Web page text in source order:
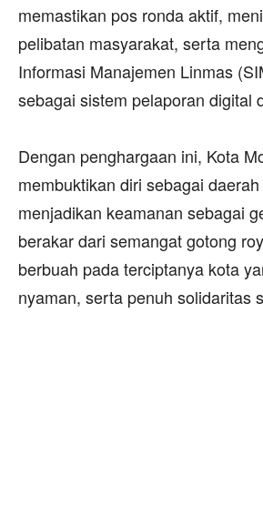
memastikan pos ronda aktif,
pelibatan masyarakat, serta
Informasi Manajemen Linmas
sebagai sistem pelaporan digital
‎Dengan penghargaan ini, Kota
membuktikan diri sebagai
menjadikan keamanan sebagai
berakar dari semangat gotong
berbuah pada terciptanya kota
nyaman, serta penuh solidaritas